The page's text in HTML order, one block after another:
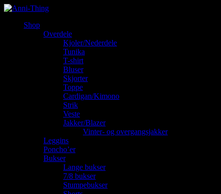
Shop
Overdele
Kjoler/Nederdele
Tunika
T-shirt
Bluser
Skjorter
Toppe
Cardigan/Kimono
Strik
Veste
Jakker/Blazer
Vinter- og overgangsjakker
Leggins
Poncho’er
Bukser
Lange bukser
7/8 bukser
Stumpebukser